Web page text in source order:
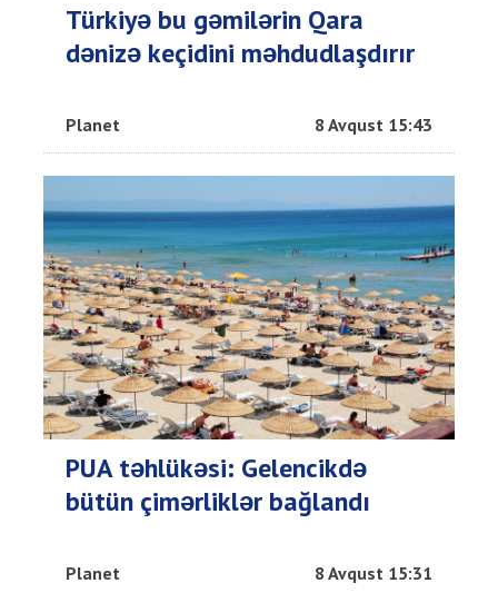
Türkiyə bu gəmilərin Qara
dənizə keçidini məhdudlaşdırır
Planet 8 Avqust 15:43
PUA təhlükəsi: Gelencikdə
bütün çimərliklər bağlandı
Planet 8 Avqust 15:31